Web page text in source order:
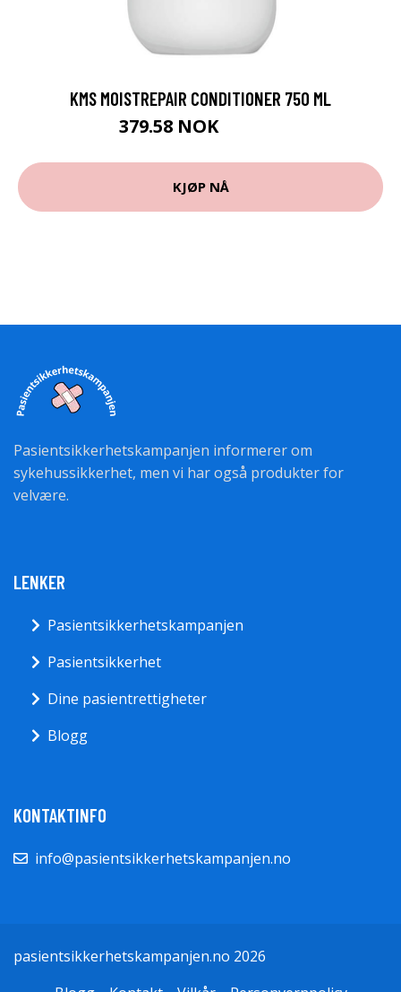
KMS MOISTREPAIR CONDITIONER 750 ML
379.58 NOK
KJØP NÅ
Pasientsikkerhetskampanjen informerer om
sykehussikkerhet, men vi har også produkter for
velvære.
LENKER
Pasientsikkerhetskampanjen
Pasientsikkerhet
Dine pasientrettigheter
Blogg
KONTAKTINFO
info@pasientsikkerhetskampanjen.no
pasientsikkerhetskampanjen.no 2026